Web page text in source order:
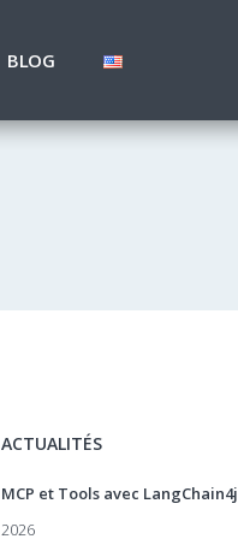
BLOG
ACTUALITÉS
MCP et Tools avec LangChain4j
2026